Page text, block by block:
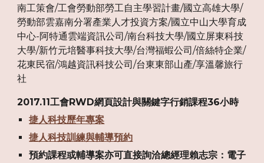
南工策會/工會勞動部勞工自主學習計畫/國立高雄大學/
勞動部雲嘉南分署產業人才投資方案/國立中山大學育成
中心-阿特通雲端資訊公司/南台科技大學/國立屏東科技
大學/新竹元培醫事科技大學/台灣福蝦公司/倍絲特企業/
花東民宿/鴻越資訊科技公司/台東東部山產/享溫馨旅行
社
2017.11工會RWD網頁設計與關鍵字行銷課程36小時
捷人科技歷年專案
捷人科技訓練與輔導預約
預約課程或輔導案亦可直接詢洽總經理賴志宗：電子